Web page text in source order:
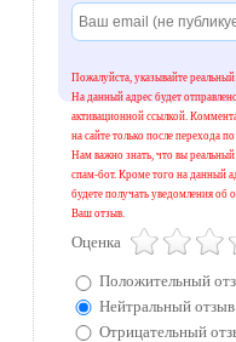
Пожалуйста, указывайте
На данный адрес будет
активационной ссылкой.
на сайте только после перехода
Нам важно знать, что вы реальный
спам-бот. Кроме того на данный
будете получать уведомления об
Ваш отзыв.
Оценка
Положительный
Нейтральный отзыв
Отрицательный